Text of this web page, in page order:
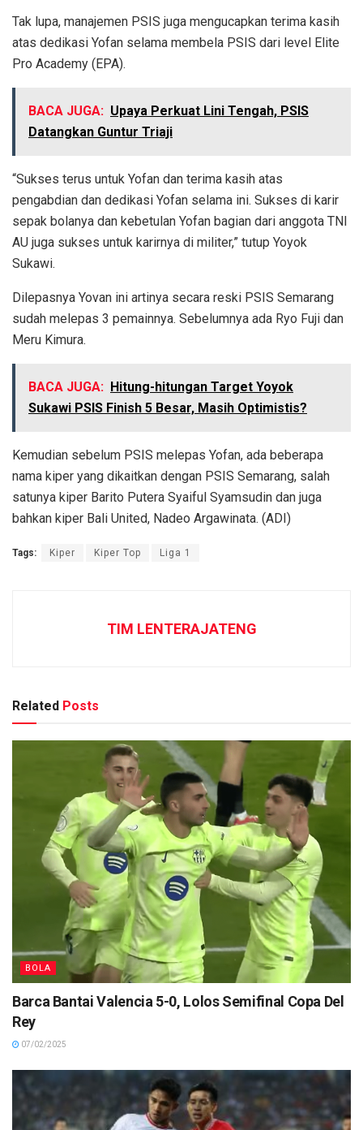
Tak lupa, manajemen PSIS juga mengucapkan terima kasih
atas dedikasi Yofan selama membela PSIS dari level Elite
Pro Academy (EPA).
BACA JUGA: Upaya Perkuat Lini Tengah, PSIS
Datangkan Guntur Triaji
“Sukses terus untuk Yofan dan terima kasih atas
pengabdian dan dedikasi Yofan selama ini. Sukses di karir
sepak bolanya dan kebetulan Yofan bagian dari anggota TNI
AU juga sukses untuk karirnya di militer,” tutup Yoyok
Sukawi.
Dilepasnya Yovan ini artinya secara reski PSIS Semarang
sudah melepas 3 pemainnya. Sebelumnya ada Ryo Fuji dan
Meru Kimura.
BACA JUGA: Hitung-hitungan Target Yoyok
Sukawi PSIS Finish 5 Besar, Masih Optimistis?
Kemudian sebelum PSIS melepas Yofan, ada beberapa
nama kiper yang dikaitkan dengan PSIS Semarang, salah
satunya kiper Barito Putera Syaiful Syamsudin dan juga
bahkan kiper Bali United, Nadeo Argawinata. (ADI)
Tags: Kiper Kiper Top Liga 1
TIM LENTERAJATENG
Related Posts
BOLA
Barca Bantai Valencia 5-0, Lolos Semifinal Copa Del
Rey
07/02/2025